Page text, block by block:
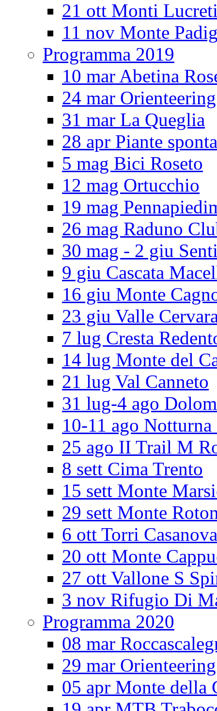
21 ott Monti
11 nov Monte
Programma 2019
10 mar Abetina
24 mar
31 mar La Queglia
28 apr Piante
5 mag Bici Roseto
12 mag Ortucchio
19 mag
26 mag Raduno
30 mag - 2 giu
9 giu Cascata
16 giu Monte
23 giu Valle
7 lug Cresta
14 lug Monte del
21 lug Val Canneto
31 lug-4 ago
10-11 ago
25 ago II Trail M
8 sett Cima Trento
15 sett Monte
29 sett Monte
6 ott Torri Casanova
20 ott Monte
27 ott Vallone S
3 nov Rifugio Di
Programma 2020
08 mar
29 mar Orienteering
05 apr Monte della